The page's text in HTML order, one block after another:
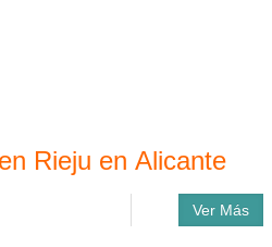
Rieju en Alicante
Ver Más